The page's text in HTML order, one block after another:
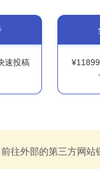
速投稿
往外部的第三方网